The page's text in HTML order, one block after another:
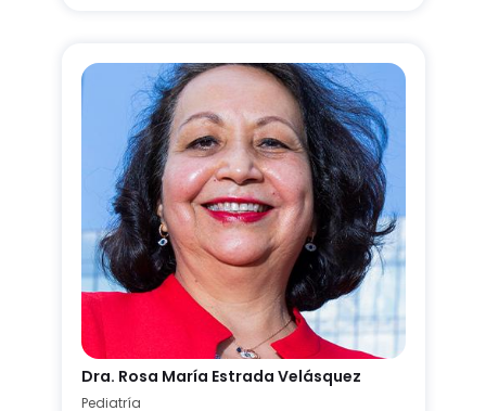
Dra. Rosa María Estrada Velásquez
Pediatría